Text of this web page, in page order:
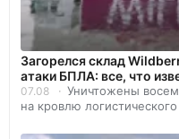
Загорелся склад
атаки БПЛА: все, что
07.08
Уничтожены
на кровлю